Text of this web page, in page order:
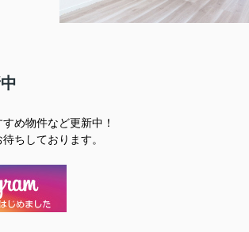
め物件など更新中！
ちしております。